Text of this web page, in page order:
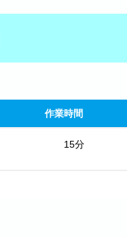
作業時間
15分